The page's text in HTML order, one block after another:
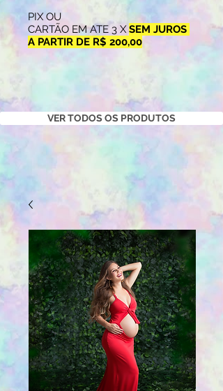
PIX OU
CARTÃO EM ATE 3 XSEM JUROS
A PARTIR DE R$ 200,00
VER TODOS OS PRODUTOS